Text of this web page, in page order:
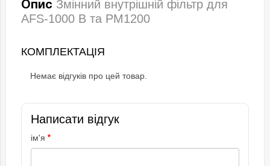
Опис Змінний внутрішній фільтр для
AFS-1000 B та PM1200
КОМПЛЕКТАЦІЯ
Немає відгуків про цей товар.
Написати відгук
ім'я